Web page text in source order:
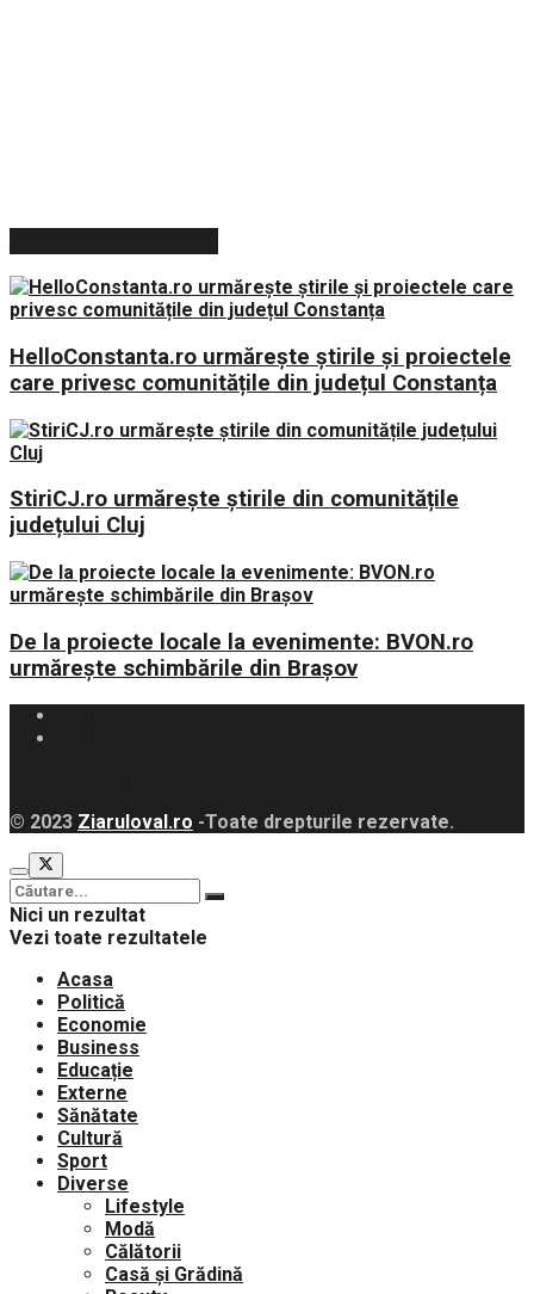
HelloConstanta.ro urmărește știrile și proiectele
care privesc comunitățile din județul Constanța
StiriCJ.ro urmărește știrile din comunitățile
județului Cluj
De la proiecte locale la evenimente: BVON.ro
urmărește schimbările din Brașov
© 2023 Ziaruloval.ro -Toate drepturile rezervate.
Nici un rezultat
Vezi toate rezultatele
Acasa
Politică
Economie
Business
Educație
Externe
Sănătate
Cultură
Sport
Diverse
Lifestyle
Modă
Călătorii
Casă și Grădină